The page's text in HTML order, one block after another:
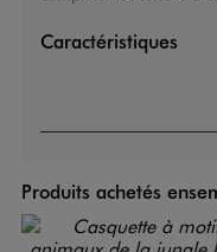
Caractéristiques
Produits achetés